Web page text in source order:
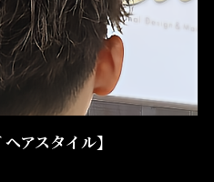
アスタイル】